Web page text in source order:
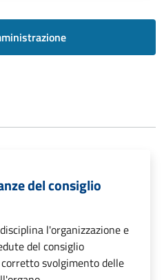
del consiglio
l'organizzazione e
del consiglio
svolgimento delle